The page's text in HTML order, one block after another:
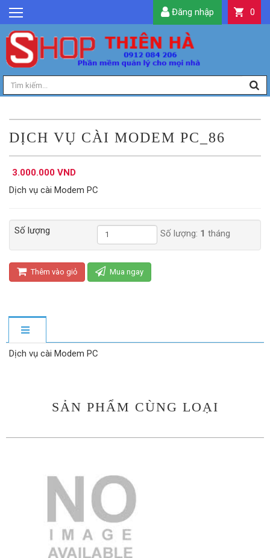
GIỚI THIỆU
TIN TỨC
SẢN PHẨM
DỊCH VỤ
LIÊN HỆ
TIỆN ÍCH
QUẢN LÝ
0
Đăng nhập
DỊCH VỤ CÀI MODEM PC_86
3.000.000 VND
Dịch vụ cài Modem PC
Số lượng Số lượng: 1 tháng
Thêm vào giỏ Mua ngay
Dịch vụ cài Modem PC
SẢN PHẨM CÙNG LOẠI